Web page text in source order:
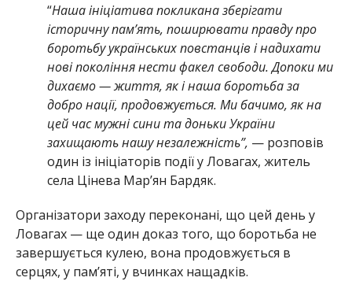
“Наша ініціатива покликана зберігати
історичну пам’ять, поширювати правду про
боротьбу українських повстанців і надихати
нові покоління нести факел свободи. Допоки ми
дихаємо — життя, як і наша боротьба за
добро нації, продовжується. Ми бачимо, як на
цей час мужні сини та доньки України
захищають нашу незалежність”, — розповів
один із ініціаторів події у Ловагах, житель
села Цінева Мар’ян Бардяк.
Організатори заходу переконані, що цей день у
Ловагах — ще один доказ того, що боротьба не
завершується кулею, вона продовжується в
серцях, у пам’яті, у вчинках нащадків.